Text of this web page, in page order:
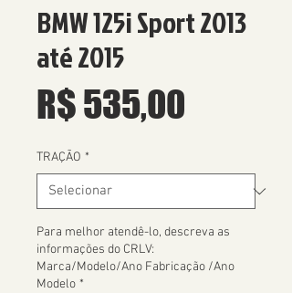
BMW 125i Sport 2013
até 2015
R$ 535,00
TRAÇÃO *
Para melhor atendê-lo, descreva as
informações do CRLV:
Marca/Modelo/Ano Fabricação /Ano
Modelo *